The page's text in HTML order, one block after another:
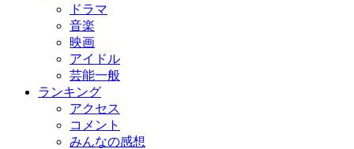
ドラマ
音楽
映画
アイドル
芸能一般
ランキング
アクセス
コメント
みんなの感想